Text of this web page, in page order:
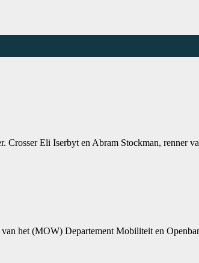
Crosser Eli Iserbyt en Abram Stockman, renner
het (MOW) Departement Mobiliteit en